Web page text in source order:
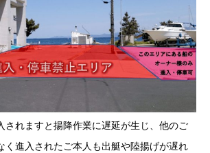
されますと揚降作業に遅延が生じ、他のご
く進入されたご本人も出艇や陸揚げが遅れ